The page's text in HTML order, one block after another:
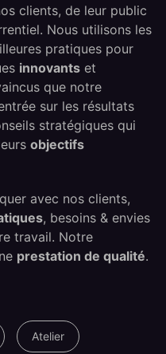
clients, de leur public
Nous utilisons les
pratiques pour
innovants et
que notre
sur les résultats
stratégiques qui
objectifs
avec nos clients,
, besoins & envies
travail. Notre
prestation de qualité.
Atelier